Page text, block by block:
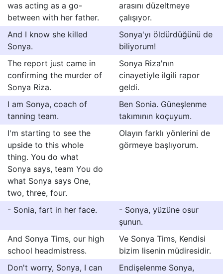
was acting as a go-
between with her father.
arasını düzeltmeye
çalışıyor.
And I know she killed
Sonya.
Sonya'yı öldürdüğünü de
biliyorum!
The report just came in
confirming the murder of
Sonya Riza.
Sonya Riza'nın
cinayetiyle ilgili rapor
geldi.
I am Sonya, coach of
tanning team.
Ben Sonia. Güneşlenme
takımının koçuyum.
I'm starting to see the
upside to this whole
thing. You do what
Sonya says, team You do
what Sonya says One,
two, three, four.
Olayın farklı yönlerini de
görmeye başlıyorum.
- Sonia, fart in her face.
- Sonya, yüzüne osur
şunun.
And Sonya Tims, our high
school headmistress.
Ve Sonya Tims, Kendisi
bizim lisenin müdiresidir.
Don't worry, Sonya, I can
Endişelenme Sonya,